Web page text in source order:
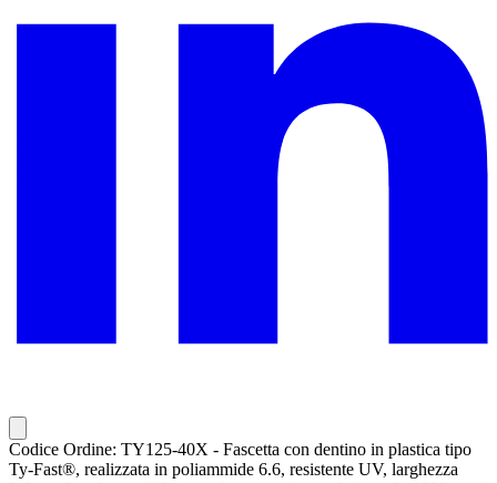
Codice Ordine: TY125-40X - Fascetta con dentino in plastica tipo
Ty-Fast®, realizzata in poliammide 6.6, resistente UV, larghezza